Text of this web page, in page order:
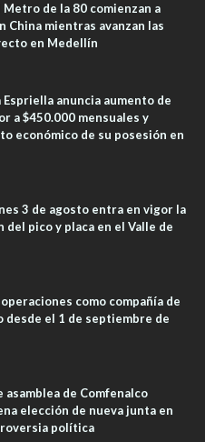
de la 80 comienzan a
China mientras avanzan las
en Medellín
anuncia aumento de
a $450.000 mensuales y
económico de su posesión en
3 de agosto entra en vigor la
del pico y placa en el Valle de
como compañía de
desde el 1 de septiembre de
asamblea de Comfenalco
elección de nueva junta en
política